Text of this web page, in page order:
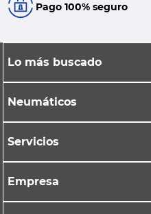
Pago 100% seguro
Lo más buscado
Neumáticos
Servicios
Empresa